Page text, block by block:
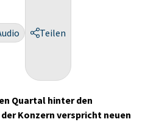
Teilen
Quartal hinter den
Konzern verspricht neuen